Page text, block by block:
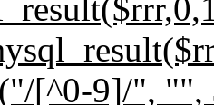
[^0-9]/",